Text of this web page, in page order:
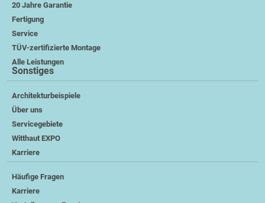
20 Jahre Garantie
Fertigung
Service
TÜV-zertifizierte Montage
Alle Leistungen
Sonstiges
Architekturbeispiele
Über uns
Servicegebiete
Witthaut EXPO
Karriere
Häufige Fragen
Karriere